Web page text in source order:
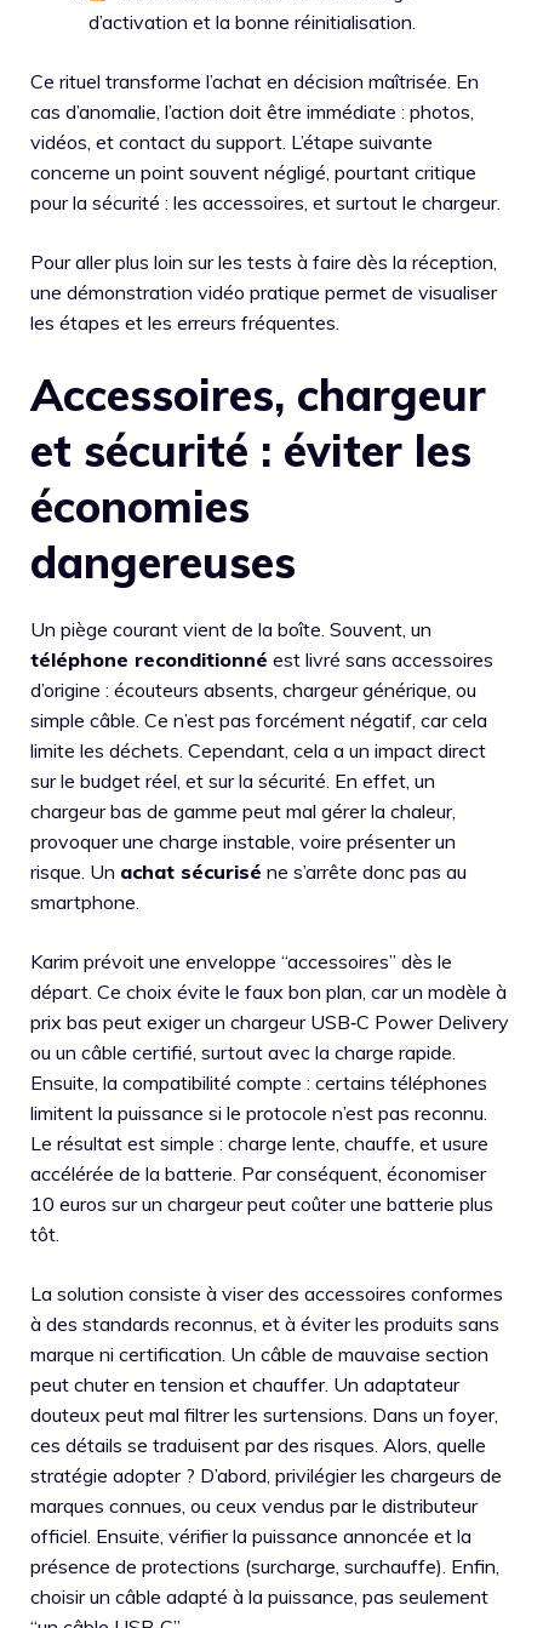
d’activation et la bonne réinitialisation.
Ce rituel transforme l’achat en décision maîtrisée. En
cas d’anomalie, l’action doit être immédiate : photos,
vidéos, et contact du support. L’étape suivante
concerne un point souvent négligé, pourtant critique
pour la sécurité : les accessoires, et surtout le chargeur.
Pour aller plus loin sur les tests à faire dès la réception,
une démonstration vidéo pratique permet de visualiser
les étapes et les erreurs fréquentes.
Accessoires, chargeur
et sécurité : éviter les
économies
dangereuses
Un piège courant vient de la boîte. Souvent, un
téléphone reconditionné est livré sans accessoires
d’origine : écouteurs absents, chargeur générique, ou
simple câble. Ce n’est pas forcément négatif, car cela
limite les déchets. Cependant, cela a un impact direct
sur le budget réel, et sur la sécurité. En effet, un
chargeur bas de gamme peut mal gérer la chaleur,
provoquer une charge instable, voire présenter un
risque. Un achat sécurisé ne s’arrête donc pas au
smartphone.
Karim prévoit une enveloppe “accessoires” dès le
départ. Ce choix évite le faux bon plan, car un modèle à
prix bas peut exiger un chargeur USB‑C Power Delivery
ou un câble certifié, surtout avec la charge rapide.
Ensuite, la compatibilité compte : certains téléphones
limitent la puissance si le protocole n’est pas reconnu.
Le résultat est simple : charge lente, chauffe, et usure
accélérée de la batterie. Par conséquent, économiser
10 euros sur un chargeur peut coûter une batterie plus
tôt.
La solution consiste à viser des accessoires conformes
à des standards reconnus, et à éviter les produits sans
marque ni certification. Un câble de mauvaise section
peut chuter en tension et chauffer. Un adaptateur
douteux peut mal filtrer les surtensions. Dans un foyer,
ces détails se traduisent par des risques. Alors, quelle
stratégie adopter ? D’abord, privilégier les chargeurs de
marques connues, ou ceux vendus par le distributeur
officiel. Ensuite, vérifier la puissance annoncée et la
présence de protections (surcharge, surchauffe). Enfin,
choisir un câble adapté à la puissance, pas seulement